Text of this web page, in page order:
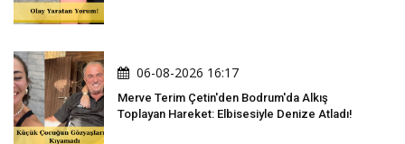
06-08-2026 16:17
Merve Terim Çetin'den Bodrum'da Alkış
Toplayan Hareket: Elbisesiyle Denize Atladı!